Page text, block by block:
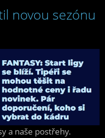
novou sezónu
a naše postřehy.